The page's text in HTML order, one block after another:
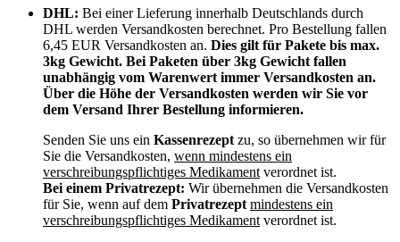
DHL: Bei einer Lieferung innerhalb Deutschlands durch
DHL werden Versandkosten berechnet. Pro Bestellung fallen
6,45 EUR Versandkosten an. Dies gilt für Pakete bis max.
3kg Gewicht. Bei Paketen über 3kg Gewicht fallen
unabhängig vom Warenwert immer Versandkosten an.
Über die Höhe der Versandkosten werden wir Sie vor
dem Versand Ihrer Bestellung informieren.
Senden Sie uns ein Kassenrezeptzu, so übernehmen wir für
Sie die Versandkosten, wenn mindestens ein
verschreibungspflichtiges Medikamentverordnet ist.
Bei einem Privatrezept: Wir übernehmen die Versandkosten
für Sie, wenn auf dem Privatrezept mindestens ein
verschreibungspflichtiges Medikamentverordnet ist.